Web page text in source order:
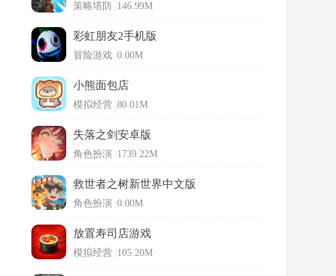
策略塔防 146.99M
彩虹朋友2手机版
冒险游戏 0.00M
小熊面包店
模拟经营 80.01M
失落之剑安卓版
角色扮演 1739.22M
救世者之树新世界中文版
角色扮演 0.00M
放置寿司店游戏
模拟经营 105.20M